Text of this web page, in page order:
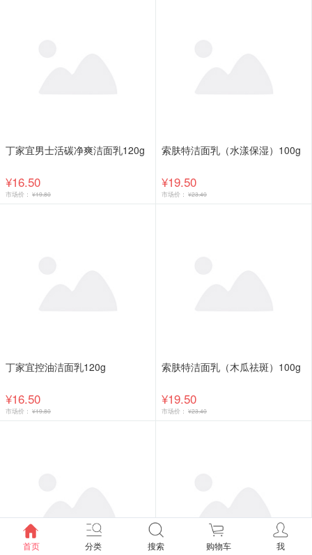
丁家宜男士活碳净爽洁面乳120g
¥16.50
市场价： ¥19.80
索肤特洁面乳（水漾保湿）100g
¥19.50
市场价： ¥23.40
丁家宜控油洁面乳120g
¥16.50
市场价： ¥19.80
索肤特洁面乳（木瓜祛斑）100g
¥19.50
市场价： ¥23.40
首页 分类 搜索 购物车 我